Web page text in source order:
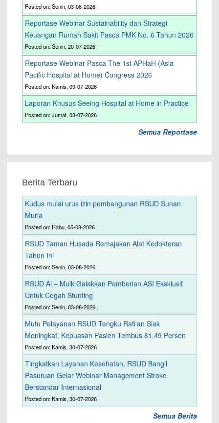
Posted on: Senin, 03-08-2026
Reportase Webinar Sustainability dan Strategi
Keuangan Rumah Sakit Pasca PMK No. 6 Tahun 2026
Posted on: Senin, 20-07-2026
Reportase Webinar Pasca The 1st APHaH (Asia
Pacific Hospital at Home) Congress 2026
Posted on: Kamis, 09-07-2026
Laporan Khusus Seeing Hospital at Home in Practice
Posted on: Jumat, 03-07-2026
Semua Reportase
Berita Terbaru
Kudus mulai urus izin pembangunan RSUD Sunan
Muria
Posted on: Rabu, 05-08-2026
RSUD Taman Husada Remajakan Alat Kedokteran
Tahun Ini
Posted on: Senin, 03-08-2026
RSUD Al – Mulk Galakkan Pemberian ASI Eksklusif
Untuk Cegah Stunting
Posted on: Senin, 03-08-2026
Mutu Pelayanan RSUD Tengku Rafi'an Siak
Meningkat, Kepuasan Pasien Tembus 81,49 Persen
Posted on: Kamis, 30-07-2026
Tingkatkan Layanan Kesehatan, RSUD Bangil
Pasuruan Gelar Webinar Management Stroke
Berstandar Internasional
Posted on: Kamis, 30-07-2026
Semua Berita